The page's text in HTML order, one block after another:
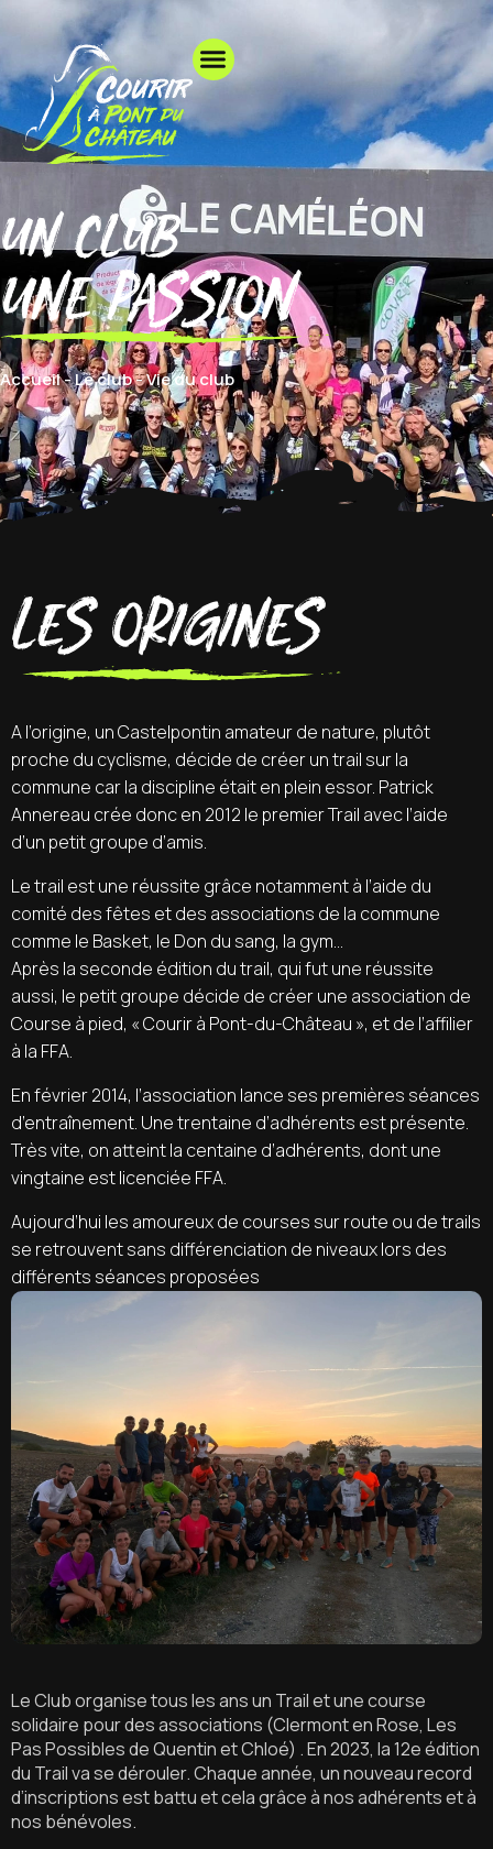
un club
une passion
Accueil-Le club-Vie du club
Les origines
A l’origine, un Castelpontin amateur de nature, plutôt
proche du cyclisme, décide de créer un trail sur la
commune car la discipline était en plein essor. Patrick
Annereau crée donc en 2012 le premier Trail avec l’aide
d’un petit groupe d’amis.
Le trail est une réussite grâce notamment à l’aide du
comité des fêtes et des associations de la commune
comme le Basket, le Don du sang, la gym…
Après la seconde édition du trail, qui fut une réussite
aussi, le petit groupe décide de créer une association de
Course à pied, « Courir à Pont-du-Château », et de l’affilier
à la FFA.
En février 2014, l’association lance ses premières séances
d’entraînement. Une trentaine d’adhérents est présente.
Très vite, on atteint la centaine d’adhérents, dont une
vingtaine est licenciée FFA.
Aujourd’hui les amoureux de courses sur route ou de trails
se retrouvent sans différenciation de niveaux lors des
différents séances proposées
Le Club organise tous les ans un Trail et une course
solidaire pour des associations (Clermont en Rose, Les
Pas Possibles de Quentin et Chloé) . En 2023, la 12e édition
du Trail va se dérouler. Chaque année, un nouveau record
d’inscriptions est battu et cela grâce à nos adhérents et à
nos bénévoles.